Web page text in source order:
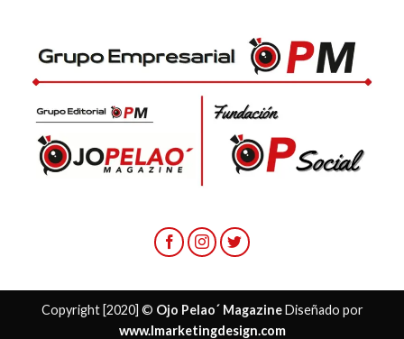
Copyright [2020] © Ojo Pelao´ MagazineDiseñado por
www.lmarketingdesign.com